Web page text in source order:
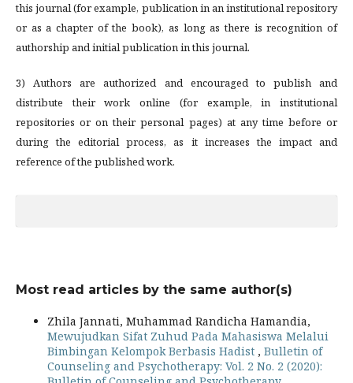
this journal (for example, publication in an institutional repository
or as a chapter of the book), as long as there is recognition of
authorship and initial publication in this journal.
3) Authors are authorized and encouraged to publish and
distribute their work online (for example, in institutional
repositories or on their personal pages) at any time before or
during the editorial process, as it increases the impact and
reference of the published work.
Most read articles by the same author(s)
Zhila Jannati, Muhammad Randicha Hamandia,
Mewujudkan Sifat Zuhud Pada Mahasiswa Melalui
Bimbingan Kelompok Berbasis Hadist , Bulletin of
Counseling and Psychotherapy: Vol. 2 No. 2 (2020):